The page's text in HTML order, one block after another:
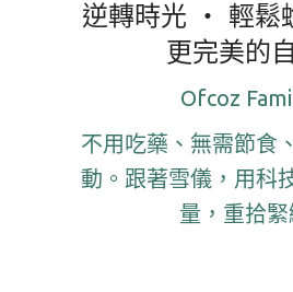
逆轉時光 ‧ 輕鬆
更完美的
Ofcoz
不用吃藥、無需節食
動。跟著雪儀，用科
量，重拾緊